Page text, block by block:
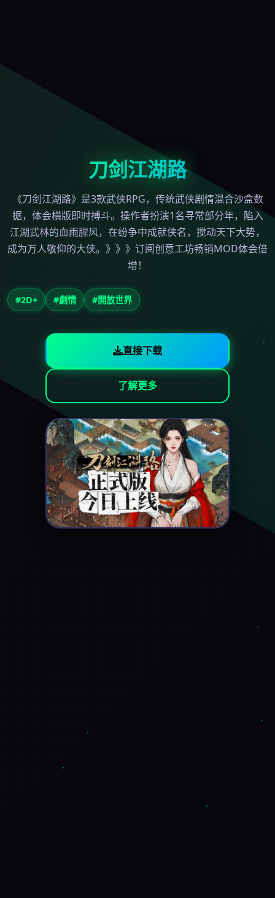
刀剑江湖路
《刀剑江湖路》是3款武侠RPG，传统武侠剧情混合沙盒数
据，体会横版即时搏斗。操作者扮演1名寻常部分年，陷入
江湖武林的血雨腥风，在纷争中成就侠名，搅动天下大势，
成为万人敬仰的大侠。》》》订阅创意工坊畅销MOD体会倍
增！
#2D+ #劇情 #開放世界
直接下载
了解更多